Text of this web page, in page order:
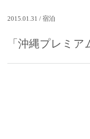
2015.01.31 / 宿泊
「沖縄プレミ